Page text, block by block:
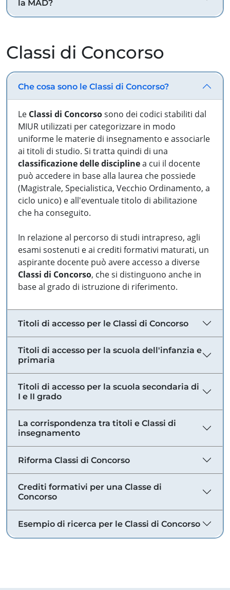
la MAD?
Classi di Concorso
Che cosa sono le Classi di Concorso?
Le Classi di Concorsosono dei codici stabiliti dal
MIUR utilizzati per categorizzare in modo
uniforme le materie di insegnamento e associarle
ai titoli di studio. Si tratta quindi di una
classificazione delle disciplinea cui il docente
può accedere in base alla laurea che possiede
(Magistrale, Specialistica, Vecchio Ordinamento, a
ciclo unico) e all'eventuale titolo di abilitazione
che ha conseguito.
In relazione al percorso di studi intrapreso, agli
esami sostenuti e ai crediti formativi maturati, un
aspirante docente può avere accesso a diverse
Classi di Concorso, che si distinguono anche in
base al grado di istruzione di riferimento.
Titoli di accesso per le Classi di Concorso
Titoli di accesso per la scuola dell'infanzia e
primaria
Titoli di accesso per la scuola secondaria di
I e II grado
La corrispondenza tra titoli e Classi di
insegnamento
Riforma Classi di Concorso
Crediti formativi per una Classe di
Concorso
Esempio di ricerca per le Classi di Concorso